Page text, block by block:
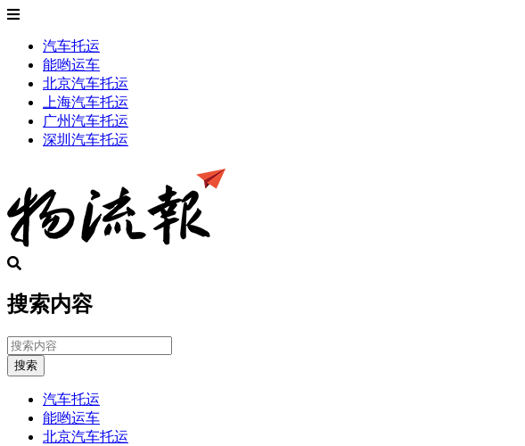
汽车托运
能哟运车
北京汽车托运
上海汽车托运
广州汽车托运
深圳汽车托运
搜索内容
搜索
汽车托运
能哟运车
北京汽车托运